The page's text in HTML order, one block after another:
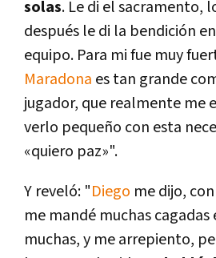
solas. Le di el sacramento,
después le di la bendición
equipo. Para mi fue muy
Maradona es tan grande
jugador, que realmente me
verlo pequeño con esta
«quiero paz»".
Y reveló: "Diego me dijo,
me mandé muchas cagadas
muchas, y me arrepiento,